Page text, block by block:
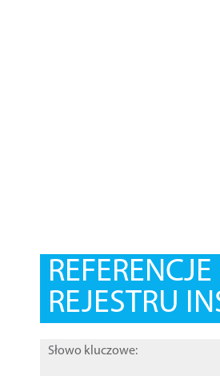
REJESTRU
Słowo kluczowe: